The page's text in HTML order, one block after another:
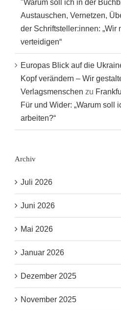
"Warum soll ich in der
Austauschen, Vernetzen,
der Schriftsteller:innen: „Wir
verteidigen“
Europas Blick auf die
Kopf verändern – Wir
Verlagsmenschen zu
Für und Wider: „Warum soll
arbeiten?“
Archiv
Juli 2026
Juni 2026
Mai 2026
Januar 2026
Dezember 2025
November 2025